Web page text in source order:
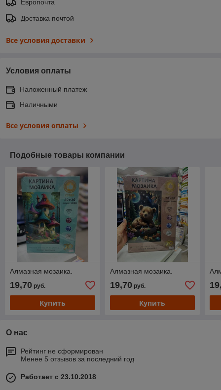
Европочта
Доставка почтой
Все условия доставки
Условия оплаты
Наложенный платеж
Наличными
Все условия оплаты
Подобные товары компании
Алмазная мозаика.
19,70 руб.
Купить
Алмазная мозаика.
19,70руб.
Купить
О нас
Рейтинг не сформирован
Менее 5 отзывов за последний год
Работает с 23.10.2018